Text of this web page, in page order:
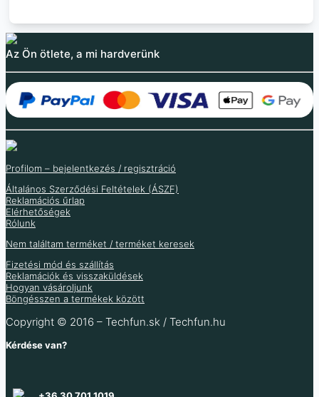
Analóg fényérzékelő
1-6000 Lux
1 322Ft
Raktáron 22 db
fényérzékelő 0-200klx
Raktáron 12 db
ENS160
levegőminőség-
érzékelő
7 419Ft
Ethernet pajzs V3
(ÁFA nélkül
Az Ön ötlete, a mi hardverünk
Profilom – bejelentkezés / regisztráció
Általános Szerződési Feltételek (ÁSZF)
Reklamációs űrlap
Elérhetőségek
Rólunk
Nem találtam terméket / terméket keresek
Fizetési mód és szállítás
Reklamációk és visszaküldések
Hogyan vásároljunk
Böngésszen a termékek között
Copyright © 2016 – Techfun.sk / Techfun.hu
Kérdése van?